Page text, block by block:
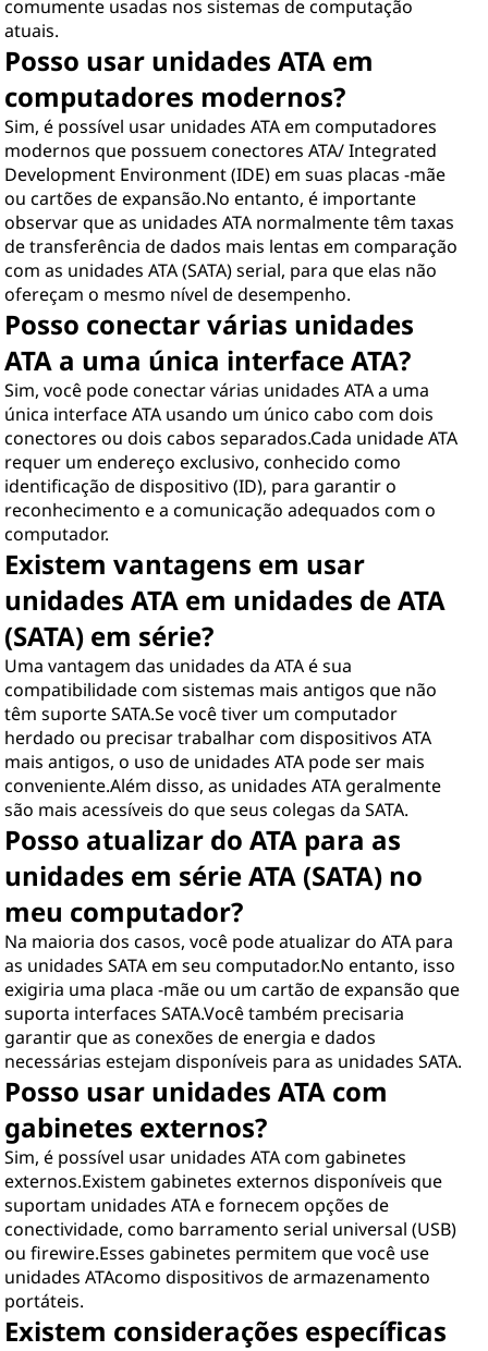
comumente usadas nos sistemas de computação
atuais.
Posso usar unidades ATA em
computadores modernos?
Sim, é possível usar unidades ATA em computadores
modernos que possuem conectores ATA/ Integrated
Development Environment (IDE) em suas placas -mãe
ou cartões de expansão.No entanto, é importante
observar que as unidades ATA normalmente têm taxas
de transferência de dados mais lentas em comparação
com as unidades ATA (SATA) serial, para que elas não
ofereçam o mesmo nível de desempenho.
Posso conectar várias unidades
ATA a uma única interface ATA?
Sim, você pode conectar várias unidades ATA a uma
única interface ATA usando um único cabo com dois
conectores ou dois cabos separados.Cada unidade ATA
requer um endereço exclusivo, conhecido como
identificação de dispositivo (ID), para garantir o
reconhecimento e a comunicação adequados com o
computador.
Existem vantagens em usar
unidades ATA em unidades de ATA
(SATA) em série?
Uma vantagem das unidades da ATA é sua
compatibilidade com sistemas mais antigos que não
têm suporte SATA.Se você tiver um computador
herdado ou precisar trabalhar com dispositivos ATA
mais antigos, o uso de unidades ATA pode ser mais
conveniente.Além disso, as unidades ATA geralmente
são mais acessíveis do que seus colegas da SATA.
Posso atualizar do ATA para as
unidades em série ATA (SATA) no
meu computador?
Na maioria dos casos, você pode atualizar do ATA para
as unidades SATA em seu computador.No entanto, isso
exigiria uma placa -mãe ou um cartão de expansão que
suporta interfaces SATA.Você também precisaria
garantir que as conexões de energia e dados
necessárias estejam disponíveis para as unidades SATA.
Posso usar unidades ATA com
gabinetes externos?
Sim, é possível usar unidades ATA com gabinetes
externos.Existem gabinetes externos disponíveis que
suportam unidades ATA e fornecem opções de
conectividade, como barramento serial universal (USB)
ou firewire.Esses gabinetes permitem que você use
unidades ATAcomo dispositivos de armazenamento
portáteis.
Existem considerações específicas